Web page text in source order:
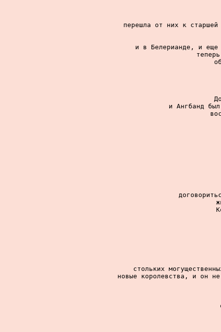
перешла от них к
и в Белерианде, и еще
и Ангбанд
стольких
новые королевства, и он